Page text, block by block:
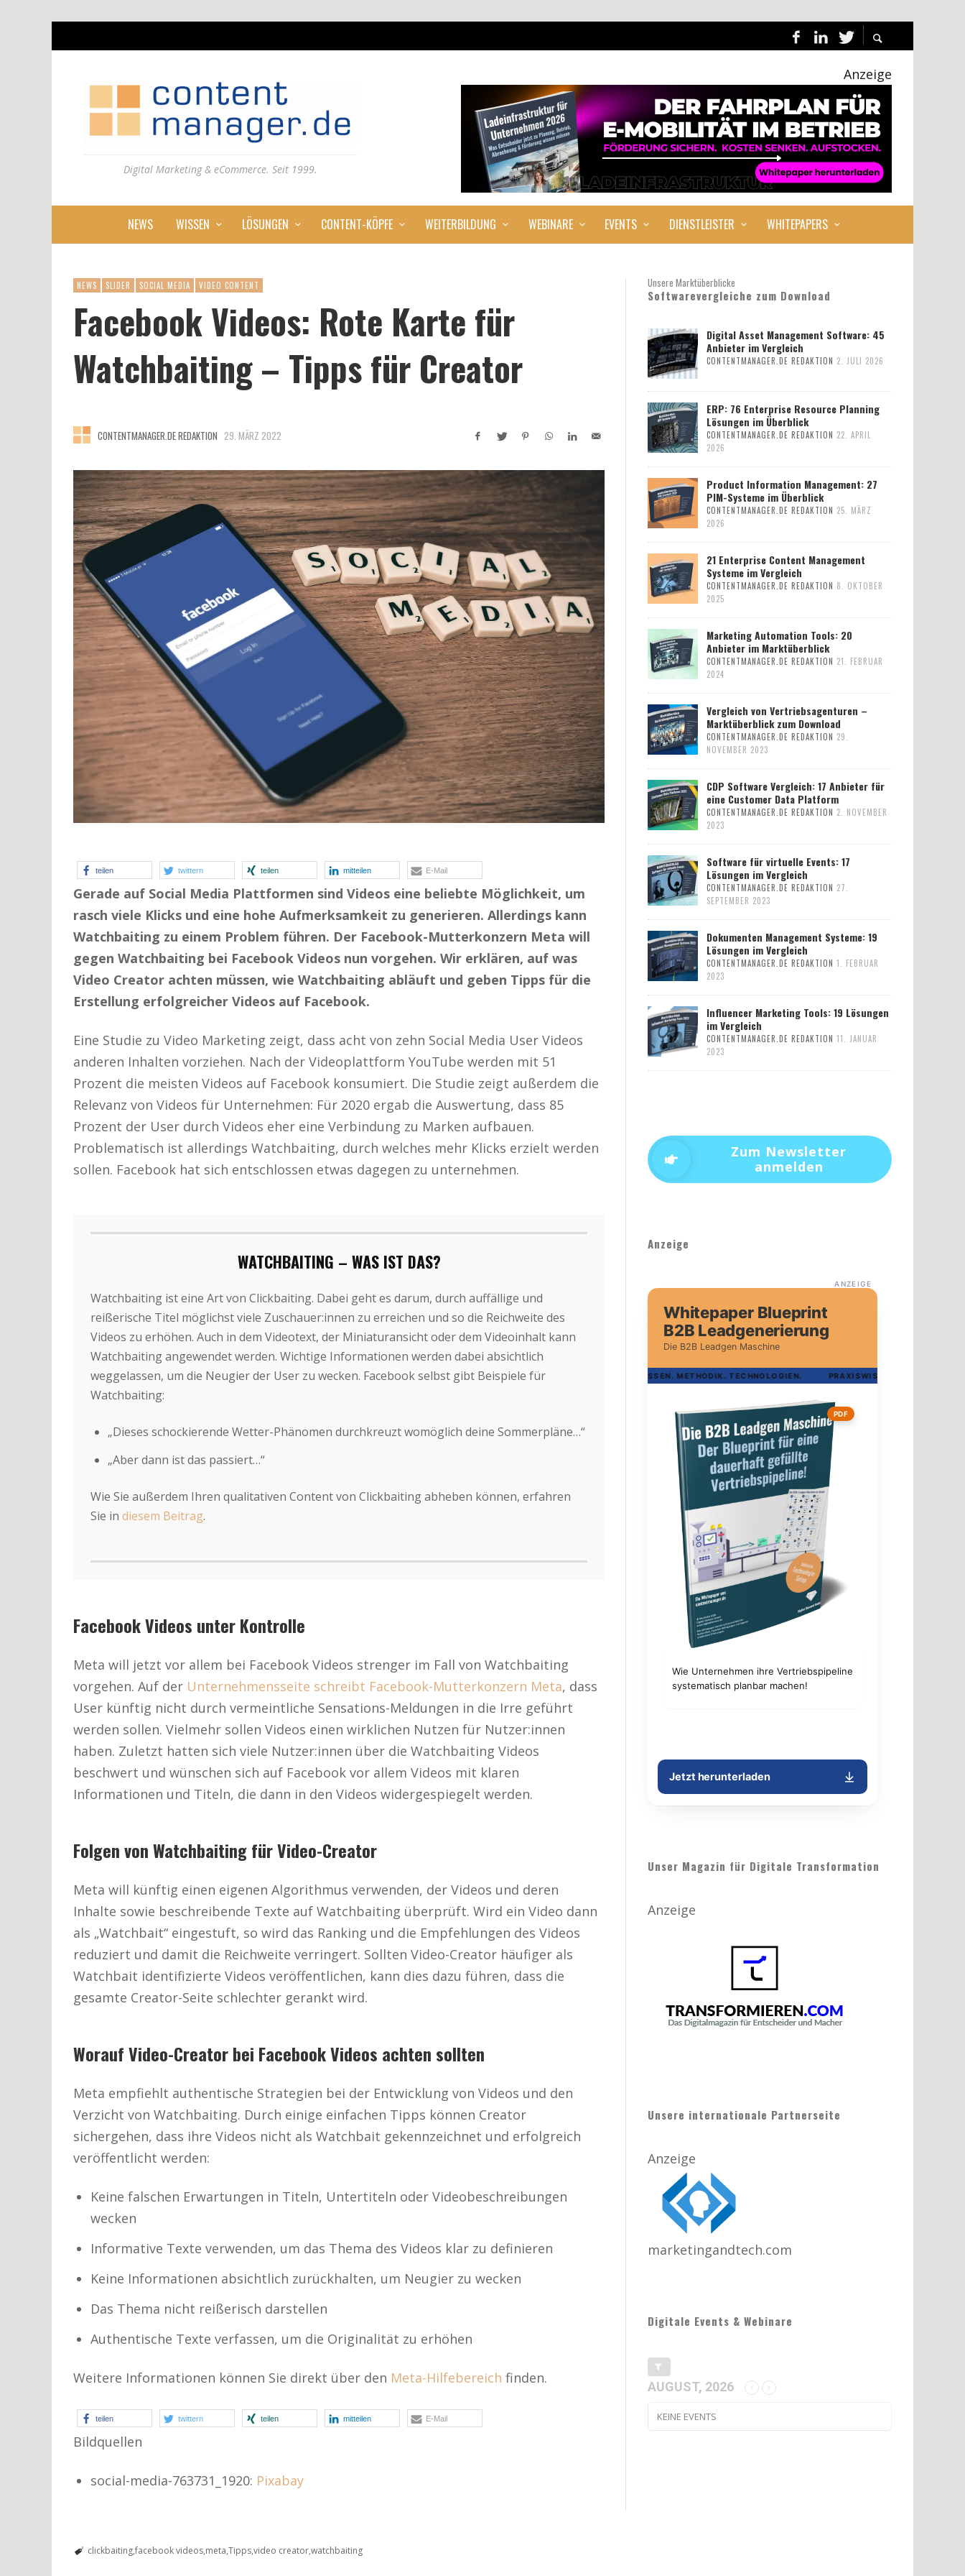
Digital Marketing & eCommerce. Seit 1999.
Anzeige
NEWS WISSEN LÖSUNGEN CONTENT-KÖPFE WEITERBILDUNG WEBINARE EVENTS DIENSTLEISTER WHITEPAPERS
NEWS SLIDER SOCIAL MEDIA VIDEO CONTENT
Facebook Videos: Rote Karte für
Watchbaiting – Tipps für Creator
CONTENTMANAGER.DE REDAKTION 29. MÄRZ 2022
teilen twittern teilen mitteilen E-Mail
Gerade auf Social Media Plattformen sind Videos eine beliebte Möglichkeit, um
rasch viele Klicks und eine hohe Aufmerksamkeit zu generieren. Allerdings kann
Watchbaiting zu einem Problem führen. Der Facebook-Mutterkonzern Meta will
gegen Watchbaiting bei Facebook Videos nun vorgehen. Wir erklären, auf was
Video Creator achten müssen, wie Watchbaiting abläuft und geben Tipps für die
Erstellung erfolgreicher Videos auf Facebook.
Eine Studie zu Video Marketing zeigt, dass acht von zehn Social Media User Videos
anderen Inhalten vorziehen. Nach der Videoplattform YouTube werden mit 51
Prozent die meisten Videos auf Facebook konsumiert. Die Studie zeigt außerdem die
Relevanz von Videos für Unternehmen: Für 2020 ergab die Auswertung, dass 85
Prozent der User durch Videos eher eine Verbindung zu Marken aufbauen.
Problematisch ist allerdings Watchbaiting, durch welches mehr Klicks erzielt werden
sollen. Facebook hat sich entschlossen etwas dagegen zu unternehmen.
WATCHBAITING – WAS IST DAS?
Watchbaiting ist eine Art von Clickbaiting. Dabei geht es darum, durch auffällige und
reißerische Titel möglichst viele Zuschauer:innen zu erreichen und so die Reichweite des
Videos zu erhöhen. Auch in dem Videotext, der Miniaturansicht oder dem Videoinhalt kann
Watchbaiting angewendet werden. Wichtige Informationen werden dabei absichtlich
weggelassen, um die Neugier der User zu wecken. Facebook selbst gibt Beispiele für
Watchbaiting:
„Dieses schockierende Wetter-Phänomen durchkreuzt womöglich deine Sommerpläne…“
„Aber dann ist das passiert…“
Wie Sie außerdem Ihren qualitativen Content von Clickbaiting abheben können, erfahren
Sie in diesem Beitrag.
Facebook Videos unter Kontrolle
Meta will jetzt vor allem bei Facebook Videos strenger im Fall von Watchbaiting
vorgehen. Auf der Unternehmensseite schreibt Facebook-Mutterkonzern Meta, dass
User künftig nicht durch vermeintliche Sensations-Meldungen in die Irre geführt
werden sollen. Vielmehr sollen Videos einen wirklichen Nutzen für Nutzer:innen
haben. Zuletzt hatten sich viele Nutzer:innen über die Watchbaiting Videos
beschwert und wünschen sich auf Facebook vor allem Videos mit klaren
Informationen und Titeln, die dann in den Videos widergespiegelt werden.
Folgen von Watchbaiting für Video-Creator
Meta will künftig einen eigenen Algorithmus verwenden, der Videos und deren
Inhalte sowie beschreibende Texte auf Watchbaiting überprüft. Wird ein Video dann
als „Watchbait“ eingestuft, so wird das Ranking und die Empfehlungen des Videos
reduziert und damit die Reichweite verringert. Sollten Video-Creator häufiger als
Watchbait identifizierte Videos veröffentlichen, kann dies dazu führen, dass die
gesamte Creator-Seite schlechter gerankt wird.
Worauf Video-Creator bei Facebook Videos achten sollten
Meta empfiehlt authentische Strategien bei der Entwicklung von Videos und den
Verzicht von Watchbaiting. Durch einige einfachen Tipps können Creator
sichergehen, dass ihre Videos nicht als Watchbait gekennzeichnet und erfolgreich
veröffentlicht werden:
Keine falschen Erwartungen in Titeln, Untertiteln oder Videobeschreibungen
wecken
Informative Texte verwenden, um das Thema des Videos klar zu definieren
Keine Informationen absichtlich zurückhalten, um Neugier zu wecken
Das Thema nicht reißerisch darstellen
Authentische Texte verfassen, um die Originalität zu erhöhen
Weitere Informationen können Sie direkt über den Meta-Hilfebereich finden.
teilen twittern teilen mitteilen E-Mail
Bildquellen
social-media-763731_1920: Pixabay
clickbaitingfacebook videos meta Tippsvideo creatorwatchbaiting
Unsere Marktüberblicke
Softwarevergleiche zum Download
Digital Asset Management Software: 45
Anbieter im Vergleich
CONTENTMANAGER.DE REDAKTION 2. JULI 2026
ERP: 76 Enterprise Resource Planning
Lösungen im Überblick
CONTENTMANAGER.DE REDAKTION 22. APRIL
2026
Product Information Management: 27
PIM-Systeme im Überblick
CONTENTMANAGER.DE REDAKTION 25. MÄRZ
2026
21 Enterprise Content Management
Systeme im Vergleich
CONTENTMANAGER.DE REDAKTION 8. OKTOBER
2025
Marketing Automation Tools: 20
Anbieter im Marktüberblick
CONTENTMANAGER.DE REDAKTION 21. FEBRUAR
2024
Vergleich von Vertriebsagenturen –
Marktüberblick zum Download
CONTENTMANAGER.DE REDAKTION 29.
NOVEMBER 2023
CDP Software Vergleich: 17 Anbieter für
eine Customer Data Platform
CONTENTMANAGER.DE REDAKTION 2. NOVEMBER
2023
Software für virtuelle Events: 17
Lösungen im Vergleich
CONTENTMANAGER.DE REDAKTION 27.
SEPTEMBER 2023
Dokumenten Management Systeme: 19
Lösungen im Vergleich
CONTENTMANAGER.DE REDAKTION 1. FEBRUAR
2023
Influencer Marketing Tools: 19 Lösungen
im Vergleich
CONTENTMANAGER.DE REDAKTION 11. JANUAR
2023
Zum Newsletter
anmelden
Anzeige
Unser Magazin für Digitale Transformation
Anzeige
Unsere internationale Partnerseite
Anzeige
marketingandtech.com
Digitale Events & Webinare
AUGUST, 2026
KEINE EVENTS